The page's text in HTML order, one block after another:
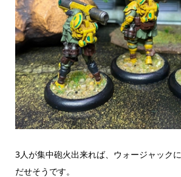
3人が集中砲火出来れば、ウォージャック
だせそうです。